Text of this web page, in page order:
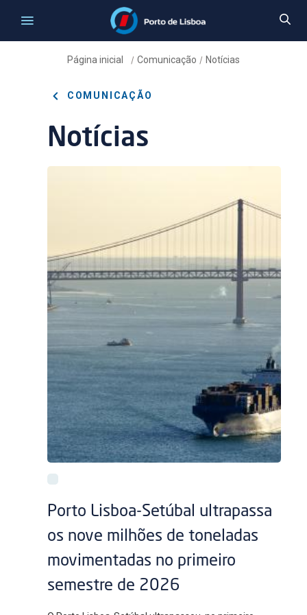
Página inicial / Comunicação / Notícias
COMUNICAÇÃO
Notícias
Porto Lisboa-Setúbal ultrapassa
os nove milhões de toneladas
movimentadas no primeiro
semestre de 2026